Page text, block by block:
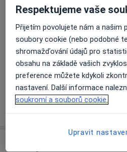
Dostupnost
Na této adrese online
Co mám v takové situaci
Způsoby platby (soukromé
Na teto adrese lékař přijímá
Detaily
Více
Respektujeme vaše
Přijetím povolujete nám a našim
soubory cookie (nebo podobné
shromažďování údajů pro
obsahu na základě vašich
preference můžete kdykoli
nastavení. Další informace
soukromí a souborů cookie.
Upravit